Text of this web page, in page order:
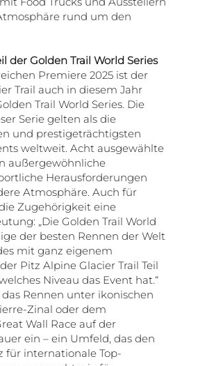
rund um den
der Golden Trail World Series
Premiere 2025 ist der
Trail auch in diesem Jahr
Trail World Series. Die
Serie gelten als die
und prestigeträchtigsten
weltweit. Acht ausgewählte
außergewöhnliche
Herausforderungen
Atmosphäre. Auch für
Zugehörigkeit eine
„Die Golden Trail World
der besten Rennen der Welt
mit ganz eigenem
Pitz Alpine Glacier Trail Teil
Niveau das Event hat.“
Rennen unter ikonischen
Zinal oder dem
Wall Race auf der
ein – ein Umfeld, das den
für internationale Top-